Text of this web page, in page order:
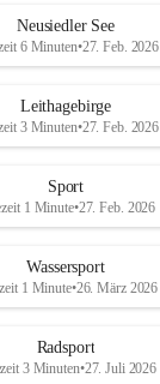
18
r
S
Neusiedler See
6 Minuten•27. Feb. 2026
Leithagebirge
3 Minuten•27. Feb. 2026
Sport
1 Minute•27. Feb. 2026
Wassersport
1 Minute•26. März 2026
Radsport
3 Minuten•27. Juli 2026